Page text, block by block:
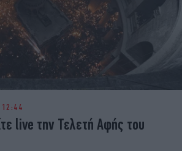
live την Τελετή Αφής του